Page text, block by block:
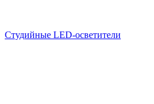
Студийные LED-осветители